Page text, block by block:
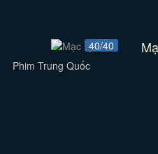
40/40
Phim Trung Quốc